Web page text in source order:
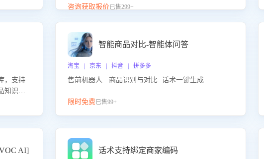
咨询获取报价已售299+
，支持
知识问
智能商品对比-智能体问答
淘宝 | 京东 | 抖音 | 拼多多
售前机器人 · 商品识别与对比 ·话术一键生成
限时免费已售99+
AI] 话术支持绑定商家编码